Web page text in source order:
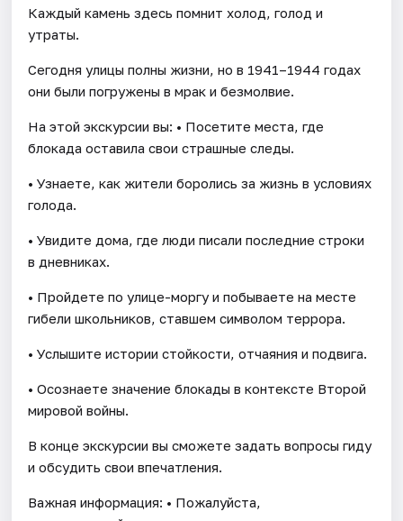
Каждый камень здесь помнит холод, голод и
утраты.
Сегодня улицы полны жизни, но в 1941–1944 годах
они были погружены в мрак и безмолвие.
На этой экскурсии вы: • Посетите места, где
блокада оставила свои страшные следы.
• Узнаете, как жители боролись за жизнь в условиях
голода.
• Увидите дома, где люди писали последние строки
в дневниках.
• Пройдете по улице-моргу и побываете на месте
гибели школьников, ставшем символом террора.
• Услышите истории стойкости, отчаяния и подвига.
• Осознаете значение блокады в контексте Второй
мировой войны.
В конце экскурсии вы сможете задать вопросы гиду
и обсудить свои впечатления.
Важная информация: • Пожалуйста,